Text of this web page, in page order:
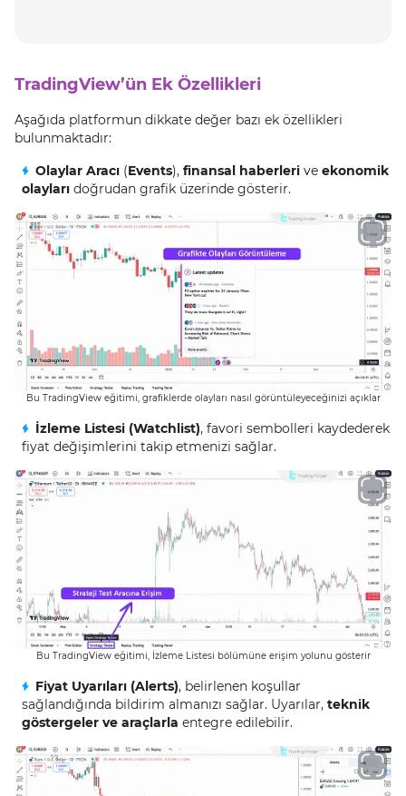
TradingView’ün Ek Özellikleri
Aşağıda platformun dikkate değer bazı ek özellikleri
bulunmaktadır:
Olaylar Aracı (Events), finansal haberleri ve ekonomik
olayları doğrudan grafik üzerinde gösterir.
Bu TradingView eğitimi, grafiklerde olayları nasıl görüntüleyeceğinizi açıklar
İzleme Listesi (Watchlist), favori sembolleri kaydederek
fiyat değişimlerini takip etmenizi sağlar.
Bu TradingView eğitimi, İzleme Listesi bölümüne erişim yolunu gösterir
Fiyat Uyarıları (Alerts), belirlenen koşullar
sağlandığında bildirim almanızı sağlar. Uyarılar, teknik
göstergeler ve araçlarla entegre edilebilir.